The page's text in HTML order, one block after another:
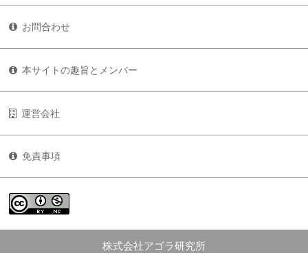
お問合わせ
本サイトの趣旨とメンバー
運営会社
免責事項
株式会社アゴラ研究所